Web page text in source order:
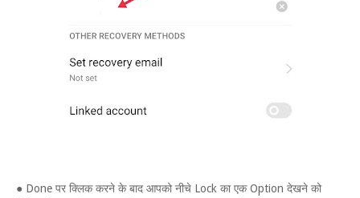
● Done पर क्लिक करने के बाद आपको नीचे Lock का एक Option देखने को